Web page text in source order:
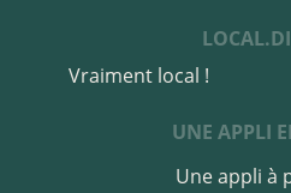
Vraiment local !
UNE APPLI
Une appli à